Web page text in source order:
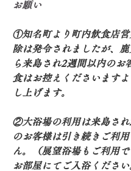
お願い
①知名町より町内飲食店営
除は発令されましたが、
ら来島され2週間以内のお
食はお控えくださいます
し上げます。
②大浴場の利用は来島され
のお客様は引き続きご利
ん。（展望浴場もご利用で
お部屋にてご入浴ください